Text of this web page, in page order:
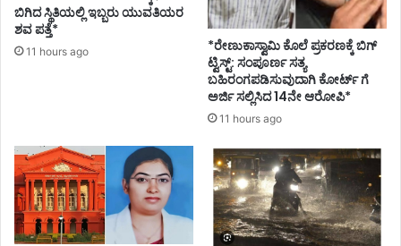
ಬಿಗಿದ ಸ್ಥಿತಿಯಲ್ಲಿ ಇಬ್ಬರು ಯುವತಿಯರ
ಶವ ಪತ್ತೆ*
11 hours ago
*ರೇಣುಕಾಸ್ವಾಮಿ ಕೊಲೆ ಪ್ರಕರಣಕ್ಕೆ ಬಿಗ್
ಟ್ವಿಸ್ಟ್: ಸಂಪೂರ್ಣ ಸತ್ಯ
ಬಹಿರಂಗಪಡಿಸುವುದಾಗಿ ಕೋರ್ಟ್ ಗೆ
ಅರ್ಜಿ ಸಲ್ಲಿಸಿದ 14ನೇ ಆರೋಪಿ*
11 hours ago